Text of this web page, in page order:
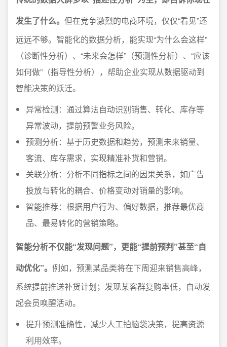
发生了什么。 但在竞争激烈的电商环境，仅仅“看见”还
远远不够。智能化的数据分析，能实现“为什么会这样”
（诊断性分析）、“未来会怎样”（预测性分析）、“应该
如何做”（指导性分析），帮助企业实现从数据驱动到
智能决策的跃迁。
异常检测：通过算法自动识别销售、转化、库存等
异常波动，提前预警业务风险。
预测分析：基于历史数据和趋势，预测未来销量、
客流、库存需求，实现精准补货和营销。
关联分析：分析不同指标之间的因果关系，如广告
投放与转化的耦合、价格变动对销量的影响。
智能推荐：根据用户行为、偏好数据，推荐最优商
品、最易转化的营销策略。
智能分析不仅能“发现问题”，更能“提前预判”甚至“自
动优化”。 例如，预测某品类将在下周迎来销售高峰，
系统提前推送补货计划；发现某客群复购率低，自动发
起会员唤醒活动。
提升预测准确性，减少人工拍脑袋决策，提高资源
利用效率。